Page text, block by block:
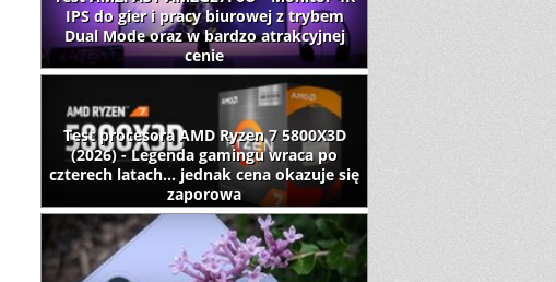
IPS do gier i pracy biurowej z trybem
Dual Mode oraz w bardzo atrakcyjnej
cenie
Test procesora AMD Ryzen 7 5800X3D
(2026) - Legenda gamingu wraca po
czterech latach... jednak cena okazuje się
zaporowa